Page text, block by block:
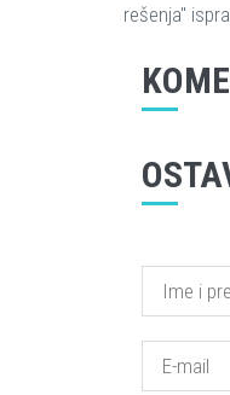
rešenja"